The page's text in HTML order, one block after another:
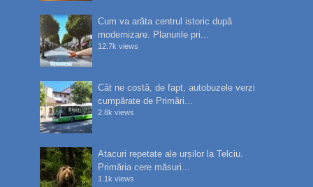
Cum va arăta centrul istoric după
modernizare. Planurile pri...
12.7k views
Cât ne costă, de fapt, autobuzele verzi
cumpărate de Primări...
2.8k views
Atacuri repetate ale urșilor la Telciu.
Primăria cere măsuri...
1.1k views